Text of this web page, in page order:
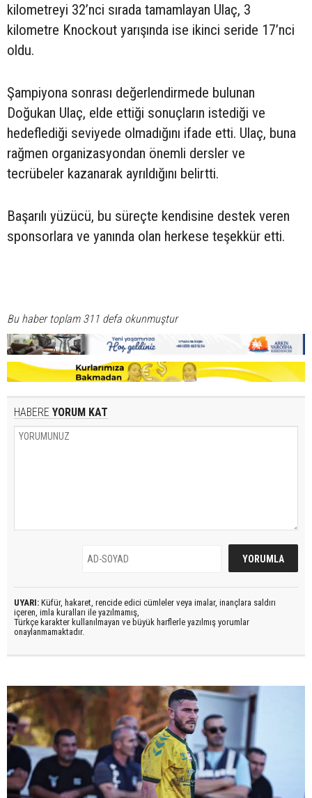
kilometreyi 32’nci sırada tamamlayan Ulaç, 3
kilometre Knockout yarışında ise ikinci seride 17’nci
oldu.
Şampiyona sonrası değerlendirmede bulunan
Doğukan Ulaç, elde ettiği sonuçların istediği ve
hedeflediği seviyede olmadığını ifade etti. Ulaç, buna
rağmen organizasyondan önemli dersler ve
tecrübeler kazanarak ayrıldığını belirtti.
Başarılı yüzücü, bu süreçte kendisine destek veren
sponsorlara ve yanında olan herkese teşekkür etti.
Bu haber toplam 311 defa okunmuştur
HABERE YORUM KAT
UYARI: Küfür, hakaret, rencide edici cümleler veya imalar, inançlara saldırı
içeren, imla kuralları ile yazılmamış,
Türkçe karakter kullanılmayan ve büyük harflerle yazılmış yorumlar
onaylanmamaktadır.